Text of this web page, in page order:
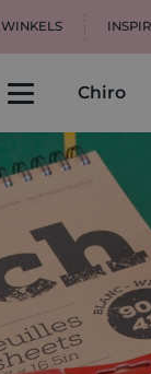
WINKELS
Chiro